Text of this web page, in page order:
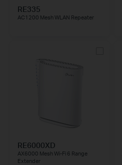
RE335
AC1200 Mesh WLAN Repeater
RE6000XD
AX6000 Mesh Wi-Fi 6 Range
Extender